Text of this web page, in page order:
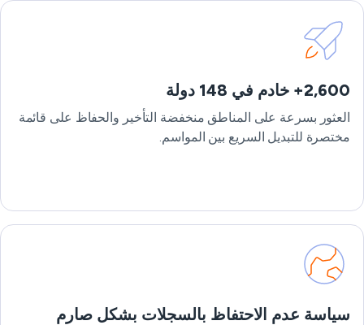
2,600+ خادم في 148 دولة
العثور بسرعة على المناطق منخفضة التأخير والحفاظ على قائمة
مختصرة للتبديل السريع بين المواسم.
سياسة عدم الاحتفاظ بالسجلات بشكل صارم